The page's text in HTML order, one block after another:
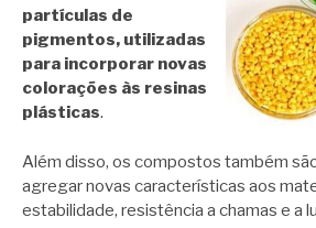
partículas de
pigmentos, utilizadas
para incorporar novas
colorações às resinas
plásticas.
Além disso, os compostos também
agregar novas características aos
estabilidade, resistência a chamas e a